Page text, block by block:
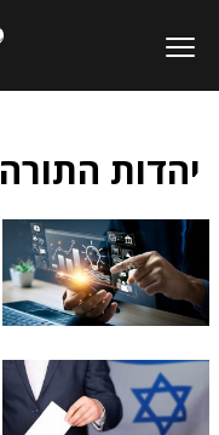
יהדות התורה